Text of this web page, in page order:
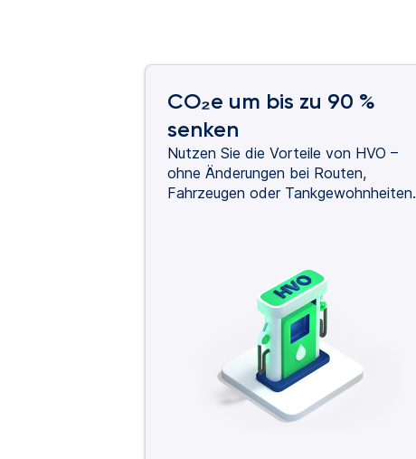
CO₂e um bis zu 90 %
senken
Nutzen Sie die Vorteile von HVO –
ohne Änderungen bei Routen,
Fahrzeugen oder Tankgewohnheiten.